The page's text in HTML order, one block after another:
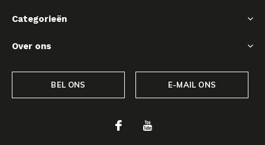
Categorieën
Over ons
BEL ONS E-MAIL ONS